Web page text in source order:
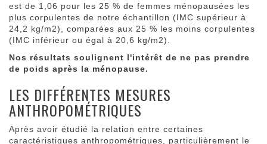
est de 1,06 pour les 25 % de femmes ménopausées les
plus corpulentes de notre échantillon (IMC supérieur à
24,2 kg/m2), comparées aux 25 % les moins corpulentes
(IMC inférieur ou égal à 20,6 kg/m2).
Nos résultats soulignent l'intérêt de ne pas prendre
de poids après la ménopause.
LES DIFFÉRENTES MESURES
ANTHROPOMÉTRIQUES
Après avoir étudié la relation entre certaines
caractéristiques anthropométriques, particulièrement le